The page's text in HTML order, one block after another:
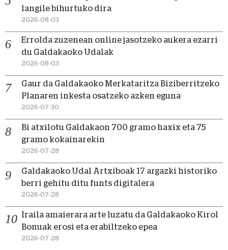
langile bihurtuko dira
2026-08-03
Errolda zuzenean online jasotzeko aukera ezarri
du Galdakaoko Udalak
2026-08-03
Gaur da Galdakaoko Merkataritza Biziberritzeko
Planaren inkesta osatzeko azken eguna
2026-07-30
Bi atxilotu Galdakaon 700 gramo haxix eta 75
gramo kokainarekin
2026-07-28
Galdakaoko Udal Artxiboak 17 argazki historiko
berri gehitu ditu funts digitalera
2026-07-28
Iraila amaierara arte luzatu da Galdakaoko Kirol
Bonuak erosi eta erabiltzeko epea
2026-07-28